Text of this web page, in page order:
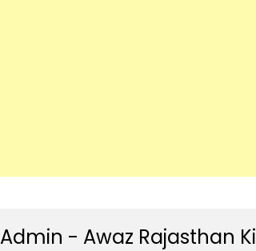
Admin - Awaz Rajasthan Ki